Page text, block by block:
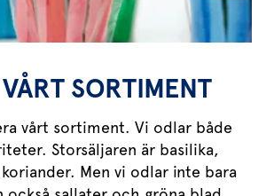
SORTIMENT
vårt sortiment. Vi odlar både
Storsäljaren är basilika,
Men vi odlar inte bara